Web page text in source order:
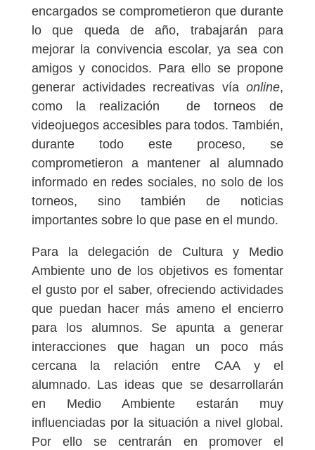
encargados se comprometieron que durante
lo que queda de año, trabajarán para
mejorar la convivencia escolar, ya sea con
amigos y conocidos. Para ello se propone
generar actividades recreativas víaonline,
como la realización de torneos de
videojuegos accesibles para todos. También,
durante todo este proceso, se
comprometieron a mantener al alumnado
informado en redes sociales, no solo de los
torneos, sino también de noticias
importantes sobre lo que pase en el mundo.
Para la delegación de Cultura y Medio
Ambiente uno de los objetivos es fomentar
el gusto por el saber, ofreciendo actividades
que puedan hacer más ameno el encierro
para los alumnos. Se apunta a generar
interacciones que hagan un poco más
cercana la relación entre CAA y el
alumnado. Las ideas que se desarrollarán
en Medio Ambiente estarán muy
influenciadas por la situación a nivel global.
Por ello se centrarán en promover el